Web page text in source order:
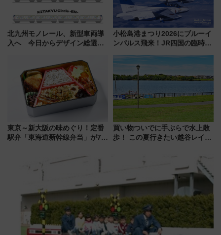
北九州モノレール、新型車両導
入へ 今日からデザイン総選挙
小松島港まつり2026にブルーイ
ンパルス飛来！JR四国の臨時ダ
東京～新大阪の味めぐり！定番
駅弁「東海道新幹線弁当」が7月
買い物ついでに手ぶらで水上散
歩！ この夏行きたい越谷レイク
ア「LAKESIDE PARK」（埼玉